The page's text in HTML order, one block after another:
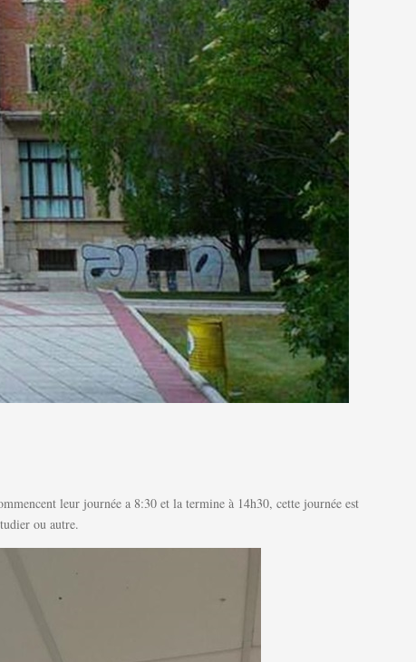
leur journée a 8:30 et la termine à 14h30, cette journée est
ou autre.